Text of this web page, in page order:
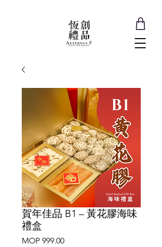
賀年佳品 B1 – 黃花膠海味
禮盒
MOP 999.00Price